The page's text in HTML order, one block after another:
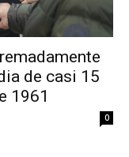
de casi 15
1961
0